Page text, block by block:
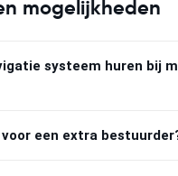
mogelijkheden
systeem huren bij
een extra